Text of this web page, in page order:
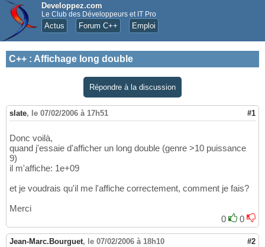
Developpez.com
Le Club des Développeurs et IT Pro
Actus Forum C++ Emploi
C++ : Affichage long double
Répondre à la discussion
slate, le 07/02/2006 à 17h51 #1
Donc voilà,
quand j'essaie d'afficher un long double (genre >10 puissance
9)
il m'affiche: 1e+09
et je voudrais qu'il me l'affiche correctement, comment je fais?
Merci
0
0
Jean-Marc.Bourguet, le 07/02/2006 à 18h10 #2